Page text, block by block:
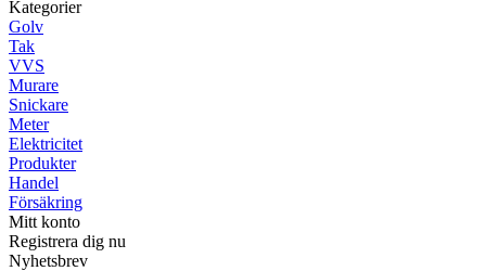
Kategorier
Golv
Tak
VVS
Murare
Snickare
Meter
Elektricitet
Produkter
Handel
Försäkring
Mitt konto
Registrera dig nu
Nyhetsbrev